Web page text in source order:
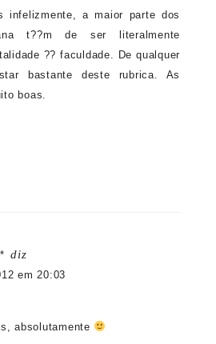
infelizmente, a maior parte dos
t??m de ser literalmente
?? faculdade. De qualquer
bastante deste rubrica. As
boas.
diz
em 20:03
absolutamente